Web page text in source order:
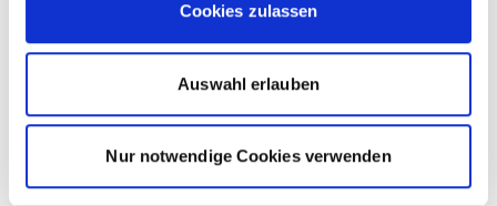
Cookies zulassen
Auswahl erlauben
Nur notwendige Cookies verwenden